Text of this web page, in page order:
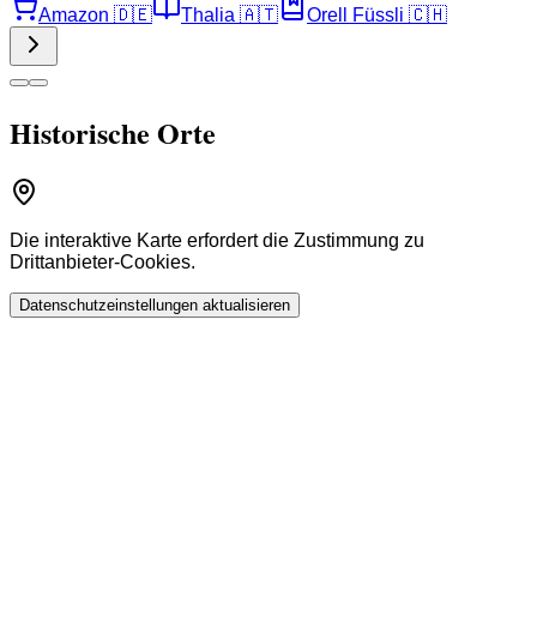
Amazon 🇩🇪 Thalia 🇦🇹 Orell Füssli 🇨🇭
Historische Orte
Die interaktive Karte erfordert die Zustimmung zu
Drittanbieter-Cookies.
Datenschutzeinstellungen aktualisieren